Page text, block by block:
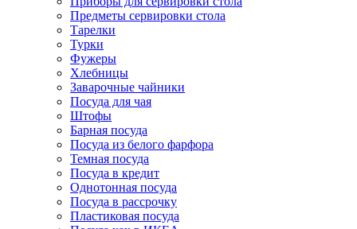
Предметы сервировки стола
Тарелки
Турки
Фужеры
Хлебницы
Заварочные чайники
Посуда для чая
Штофы
Барная посуда
Посуда из белого фарфора
Темная посуда
Посуда в кредит
Однотонная посуда
Посуда в рассрочку
Пластиковая посуда